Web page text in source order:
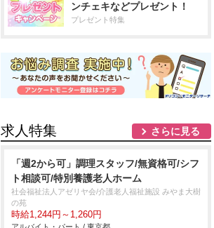
ンチェキなどプレゼント！
プレゼント特集
求人特集 さらに見る
「週2から可」調理スタッフ/無資格可/シフ
ト相談可/特別養護老人ホーム
社会福祉法人アゼリヤ会/介護老人福祉施設 みやま大樹
の苑
時給1,244円～1,260円